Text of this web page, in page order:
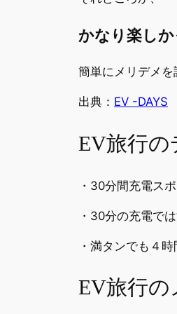
かなり楽しか
簡単にメリデメを
出典： EV -DAYS
EV旅行の
・30分間充電ス
・30分の充電で
・満タンでも４
EV旅行の